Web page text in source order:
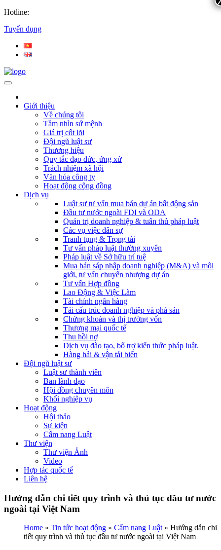
Hotline:
Tuyển dụng
Giới thiệu
Về chúng tôi
Tầm nhìn sứ mệnh
Giá trị cốt lõi
Đội ngũ luật sư
Thương hiệu
Quy tắc đạo đức, ứng xử
Trách nhiệm xã hội
Văn hóa công ty
Hoạt động cộng đồng
Dịch vụ
Luật sư tư vấn mua bán dự án bất động sản
Đầu tư nước ngoài FDI và ODA
Quản trị doanh nghiệp & tuân thủ pháp luật
Các vụ việc dân sự
Tranh tụng & Trọng tài
Tư vấn pháp luật thường xuyên
Pháp luật về Sở hữu trí tuệ
Mua bán sáp nhập doanh nghiệp (M&A) và môi
giới, tư vấn chuyển nhượng dự án
Tư vấn Hợp đồng
Lao Động & Việc Làm
Tài chính ngân hàng
Tái cấu trúc doanh nghiệp và phá sản
Chứng khoán và thị trường vốn
Thương mại quốc tế
Thu hồi nợ
Dịch vụ đào tạo, bổ trợ kiến thức pháp luật.
Hàng hải & vận tải biển
Đội ngũ luật sư
Luật sư thành viên
Ban lãnh đạo
Hội đồng chuyên môn
Khối nghiệp vụ
Hoạt động
Hội thảo
Sự kiện
Cẩm nang Luật
Thư viện
Thư viện Ảnh
Video
Hợp tác quốc tế
Liên hệ
Hướng dẫn chi tiết quy trình và thủ tục đầu tư nước
ngoài tại Việt Nam
Home » Tin tức hoạt động » Cẩm nang Luật» Hướng dẫn chi
tiết quy trình và thủ tục đầu tư nước ngoài tại Việt Nam